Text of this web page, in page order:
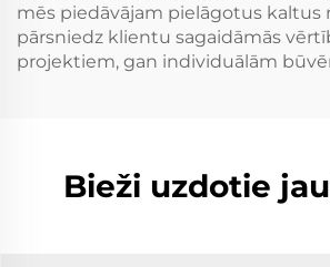
mēs piedāvājam pielāgotus kaltus
pārsniedz klientu sagaidāmās
projektiem, gan individuālām
Bieži uzdotie